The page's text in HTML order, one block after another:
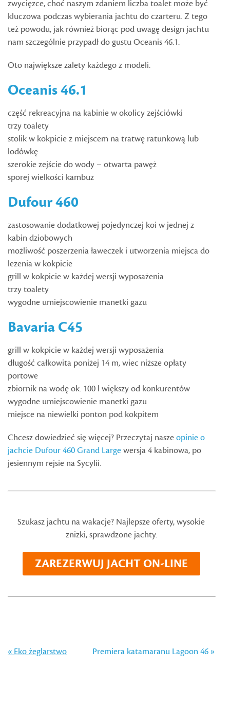
zwycięzce, choć naszym zdaniem liczba toalet może być
kluczowa podczas wybierania jachtu do czarteru. Z tego
też powodu, jak również biorąc pod uwagę design jachtu
nam szczególnie przypadł do gustu Oceanis 46.1.
Oto największe zalety każdego z modeli:
Oceanis 46.1
część rekreacyjna na kabinie w okolicy zejściówki
trzy toalety
stolik w kokpicie z miejscem na tratwę ratunkową lub
lodówkę
szerokie zejście do wody – otwarta pawęż
sporej wielkości kambuz
Dufour 460
zastosowanie dodatkowej pojedynczej koi w jednej z
kabin dziobowych
możliwość poszerzenia ławeczek i utworzenia miejsca do
leżenia w kokpicie
grill w kokpicie w każdej wersji wyposażenia
trzy toalety
wygodne umiejscowienie manetki gazu
Bavaria C45
grill w kokpicie w każdej wersji wyposażenia
długość całkowita poniżej 14 m, wiec niższe opłaty
portowe
zbiornik na wodę ok. 100 l większy od konkurentów
wygodne umiejscowienie manetki gazu
miejsce na niewielki ponton pod kokpitem
Chcesz dowiedzieć się więcej? Przeczytaj naszeopinie o
jachcie Dufour 460 Grand Largewersja 4 kabinowa, po
jesiennym rejsie na Sycylii.
Szukasz jachtu na wakacje? Najlepsze oferty, wysokie
zniżki, sprawdzone jachty.
ZAREZERWUJ JACHT ON-LINE
« Eko żeglarstwo Premiera katamaranu Lagoon 46 »